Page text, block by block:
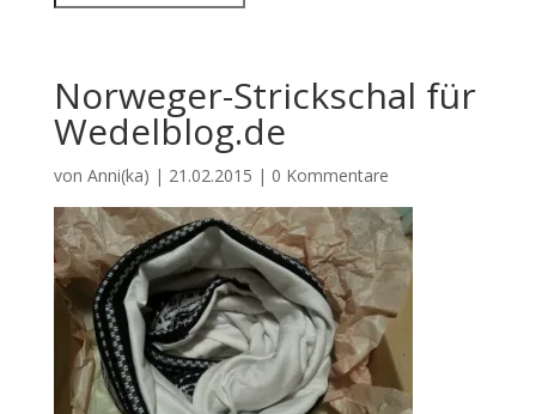
Norweger-Strickschal für
Wedelblog.de
von Anni(ka) | 21.02.2015 | 0 Kommentare